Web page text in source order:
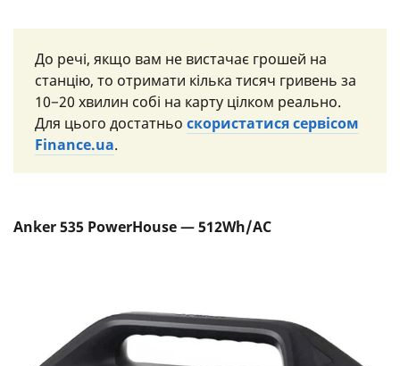
До речі, якщо вам не вистачає грошей на
станцію, то отримати кілька тисяч гривень за
10−20 хвилин собі на карту цілком реально.
Для цього достатньо скористатися сервісом
Finance.ua.
Anker 535 PowerHouse — 512Wh/AC